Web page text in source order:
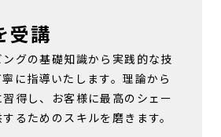
受講
グの基礎知識から実践的な技
に指導いたします。理論から
得し、お客様に最高のシェー
るためのスキルを磨きます。